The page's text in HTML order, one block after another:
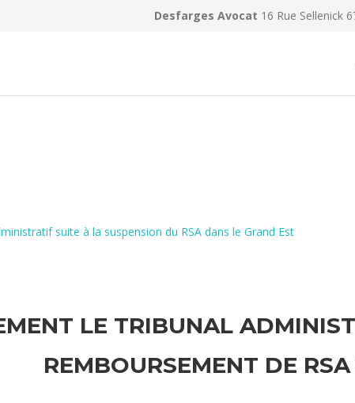
Desfarges Avocat 16 Rue Sellenick
suite à la suspension du RSA dans le Grand Est
LE TRIBUNAL
REMBOURSEMENT DE